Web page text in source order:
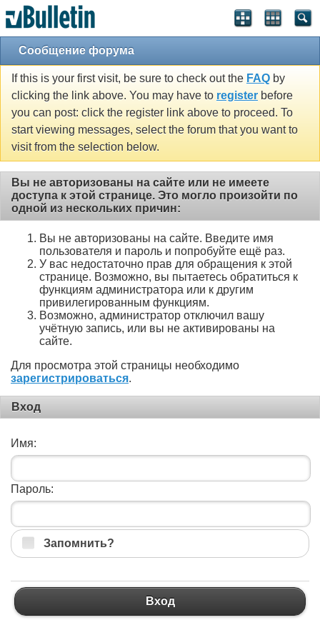
Сообщение форума
If this is your first visit, be sure to check out the FAQ by
clicking the link above. You may have to register before
you can post: click the register link above to proceed. To
start viewing messages, select the forum that you want to
visit from the selection below.
Вы не авторизованы на сайте или не имеете
доступа к этой странице. Это могло произойти по
одной из нескольких причин:
Вы не авторизованы на сайте. Введите имя
пользователя и пароль и попробуйте ещё раз.
У вас недостаточно прав для обращения к этой
странице. Возможно, вы пытаетесь обратиться к
функциям администратора или к другим
привилегированным функциям.
Возможно, администратор отключил вашу
учётную запись, или вы не активированы на
сайте.
Для просмотра этой страницы необходимо
зарегистрироваться.
Вход
Имя:
Пароль:
Запомнить?
Вход